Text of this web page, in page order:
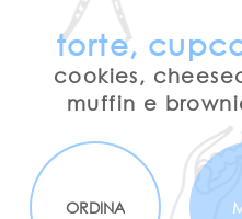
torte,
cookies,
muffin e
ORDINA